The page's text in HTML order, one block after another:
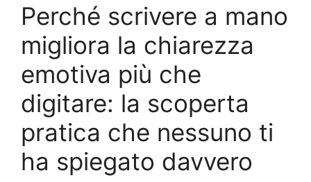
Perché scrivere a mano
migliora la chiarezza
emotiva più che
digitare: la scoperta
pratica che nessuno ti
ha spiegato davvero